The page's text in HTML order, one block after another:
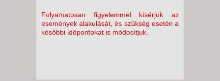
Folyamatosan figyelemmel kísérjük az
események alakulását, és szükség esetén a
későbbi időpontokat is módosítjuk.